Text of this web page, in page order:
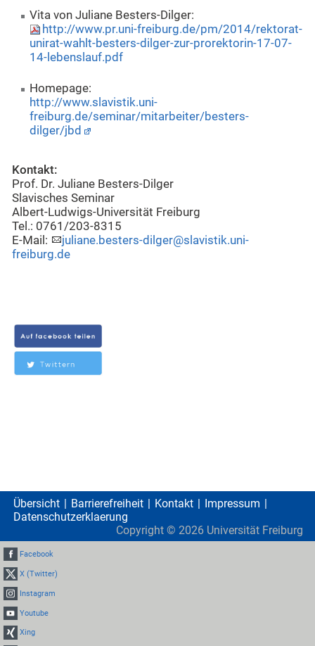
Vita von Juliane Besters-Dilger:
http://www.pr.uni-freiburg.de/pm/2014/rektorat-
unirat-wahlt-besters-dilger-zur-prorektorin-17-07-
14-lebenslauf.pdf
Homepage:
http://www.slavistik.uni-
freiburg.de/seminar/mitarbeiter/besters-
dilger/jbd
Kontakt:
Prof. Dr. Juliane Besters-Dilger
Slavisches Seminar
Albert-Ludwigs-Universität Freiburg
Tel.: 0761/203-8315
E-Mail:
juliane.besters-dilger@slavistik.uni-
freiburg.de
Übersicht Barrierefreiheit Kontakt
Impressum
Datenschutzerklaerung
Copyright © 2026 Universität Freiburg
Facebook
X (Twitter)
Instagram
Youtube
Xing